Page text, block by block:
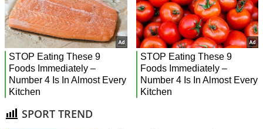
SPORT TREND